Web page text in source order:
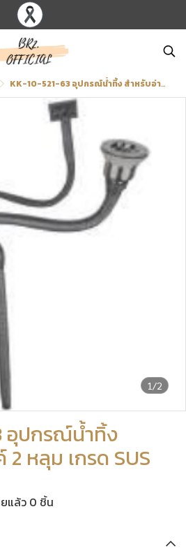
KK-10-521-63 อุปกรณ์น้ำทิ้ง สำหรับอ่างซิ้งค์ 2 หลุม เกรด SUS 201
1/2
อุปกรณ์น้ำทิ้ง
หลุม เกรด SUS
แล้ว 0 ชิ้น